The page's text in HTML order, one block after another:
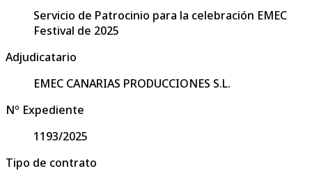
Servicio de Patrocinio para la celebración EMEC
Festival de 2025
Adjudicatario
EMEC CANARIAS PRODUCCIONES S.L.
Nº Expediente
1193/2025
Tipo de contrato